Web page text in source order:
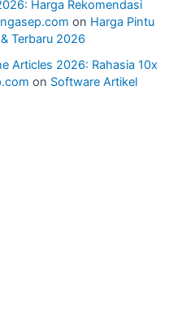
Harga Rekomendasi
on Harga Pintu
Terbaru 2026
Articles 2026: Rahasia 10x
on Software Artikel